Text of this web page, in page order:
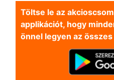
Töltse le az
applikációt, hogy
önnel legyen az